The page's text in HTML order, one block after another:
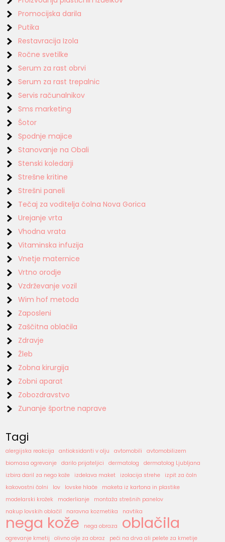
Promocijska darila
Putika
Restavracija Izola
Ročne svetilke
Serum za rast obrvi
Serum za rast trepalnic
Servis računalnikov
Sms marketing
Šotor
Spodnje majice
Stanovanje na Obali
Stenski koledarji
Strešne kritine
Strešni paneli
Tečaj za voditelja čolna Nova Gorica
Urejanje vrta
Vhodna vrata
Vitaminska infuzija
Vnetje maternice
Vrtno orodje
Vzdrževanje vozil
Wim hof metoda
Zaposleni
Zaščitna oblačila
Zdravje
Žleb
Zobna kirurgija
Zobni aparat
Zobozdravstvo
Zunanje športne naprave
Tagi
alergijska reakcija antioksidanti v olju avtomobili
avtomobilizem
biomasa ogrevanje
darilo prijateljici dermatolog
dermatolog Ljubljana
izbira daril za nego kože
izdelava maket izolacija strehe
izpit za čoln
kakovostni čolni
lov lovske hlače
maketa iz kartona in plastike
modelarski krožek
moderlianje
montaža strešnih panelov
nakup lovskih oblačil
naravna kozmetika navtika
nega kože nega obraza oblačila
ogrevanje kmetij olivno olje za obraz peči na drva ali pelete za kmetije